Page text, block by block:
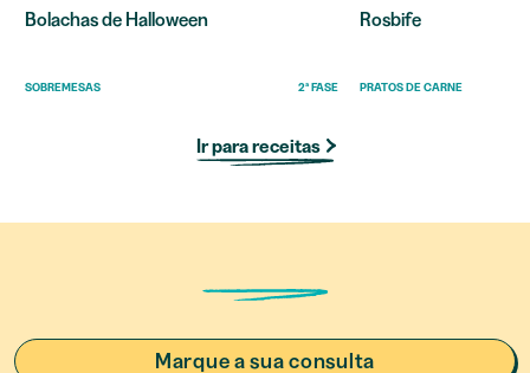
Bolachas de Halloween
SOBREMESAS 2ª FASE
Rosbife
PRATOS DE CARNE
Ir para receitas
Marque a sua consulta